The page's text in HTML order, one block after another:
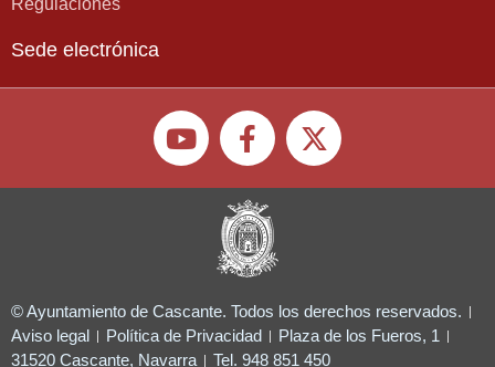
Regulaciones
Sede electrónica
© Ayuntamiento de Cascante. Todos los derechos reservados.
Aviso legal
Política de Privacidad
Plaza de los Fueros, 1
31520 Cascante, Navarra
Tel. 948 851 450